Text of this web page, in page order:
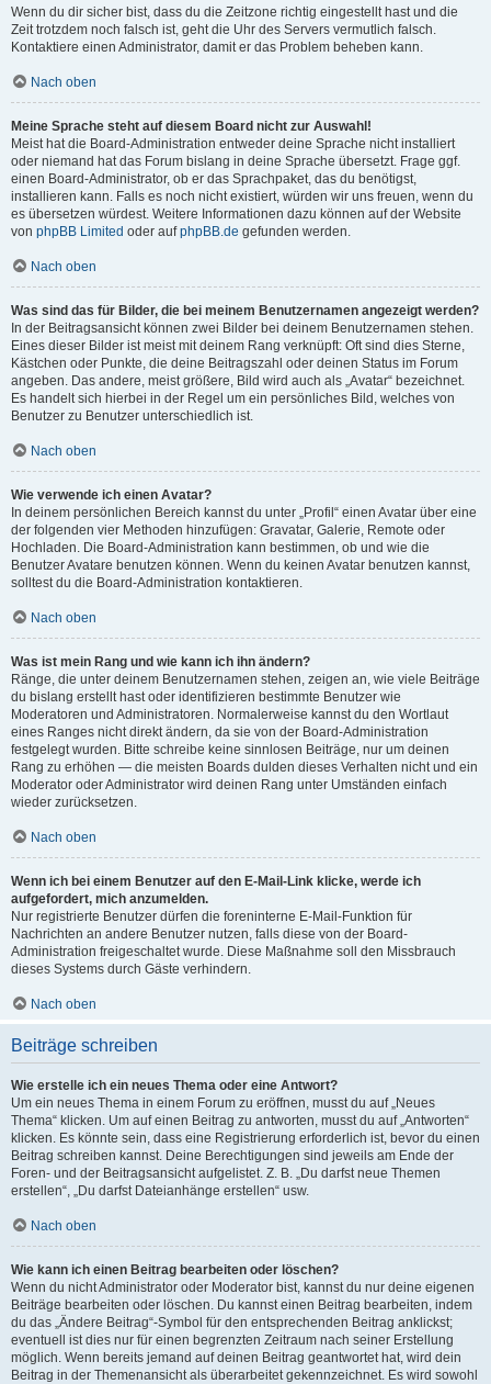
Wenn du dir sicher bist, dass du die Zeitzone richtig eingestellt hast und die
Zeit trotzdem noch falsch ist, geht die Uhr des Servers vermutlich falsch.
Kontaktiere einen Administrator, damit er das Problem beheben kann.
Nach oben
Meine Sprache steht auf diesem Board nicht zur Auswahl!
Meist hat die Board-Administration entweder deine Sprache nicht installiert
oder niemand hat das Forum bislang in deine Sprache übersetzt. Frage ggf.
einen Board-Administrator, ob er das Sprachpaket, das du benötigst,
installieren kann. Falls es noch nicht existiert, würden wir uns freuen, wenn du
es übersetzen würdest. Weitere Informationen dazu können auf der Website
von phpBB Limited oder aufphpBB.de gefunden werden.
Nach oben
Was sind das für Bilder, die bei meinem Benutzernamen angezeigt werden?
In der Beitragsansicht können zwei Bilder bei deinem Benutzernamen stehen.
Eines dieser Bilder ist meist mit deinem Rang verknüpft: Oft sind dies Sterne,
Kästchen oder Punkte, die deine Beitragszahl oder deinen Status im Forum
angeben. Das andere, meist größere, Bild wird auch als „Avatar“ bezeichnet.
Es handelt sich hierbei in der Regel um ein persönliches Bild, welches von
Benutzer zu Benutzer unterschiedlich ist.
Nach oben
Wie verwende ich einen Avatar?
In deinem persönlichen Bereich kannst du unter „Profil“ einen Avatar über eine
der folgenden vier Methoden hinzufügen: Gravatar, Galerie, Remote oder
Hochladen. Die Board-Administration kann bestimmen, ob und wie die
Benutzer Avatare benutzen können. Wenn du keinen Avatar benutzen kannst,
solltest du die Board-Administration kontaktieren.
Nach oben
Was ist mein Rang und wie kann ich ihn ändern?
Ränge, die unter deinem Benutzernamen stehen, zeigen an, wie viele Beiträge
du bislang erstellt hast oder identifizieren bestimmte Benutzer wie
Moderatoren und Administratoren. Normalerweise kannst du den Wortlaut
eines Ranges nicht direkt ändern, da sie von der Board-Administration
festgelegt wurden. Bitte schreibe keine sinnlosen Beiträge, nur um deinen
Rang zu erhöhen — die meisten Boards dulden dieses Verhalten nicht und ein
Moderator oder Administrator wird deinen Rang unter Umständen einfach
wieder zurücksetzen.
Nach oben
Wenn ich bei einem Benutzer auf den E-Mail-Link klicke, werde ich
aufgefordert, mich anzumelden.
Nur registrierte Benutzer dürfen die foreninterne E-Mail-Funktion für
Nachrichten an andere Benutzer nutzen, falls diese von der Board-
Administration freigeschaltet wurde. Diese Maßnahme soll den Missbrauch
dieses Systems durch Gäste verhindern.
Nach oben
Beiträge schreiben
Wie erstelle ich ein neues Thema oder eine Antwort?
Um ein neues Thema in einem Forum zu eröffnen, musst du auf „Neues
Thema“ klicken. Um auf einen Beitrag zu antworten, musst du auf „Antworten“
klicken. Es könnte sein, dass eine Registrierung erforderlich ist, bevor du einen
Beitrag schreiben kannst. Deine Berechtigungen sind jeweils am Ende der
Foren- und der Beitragsansicht aufgelistet. Z. B. „Du darfst neue Themen
erstellen“, „Du darfst Dateianhänge erstellen“ usw.
Nach oben
Wie kann ich einen Beitrag bearbeiten oder löschen?
Wenn du nicht Administrator oder Moderator bist, kannst du nur deine eigenen
Beiträge bearbeiten oder löschen. Du kannst einen Beitrag bearbeiten, indem
du das „Ändere Beitrag“-Symbol für den entsprechenden Beitrag anklickst;
eventuell ist dies nur für einen begrenzten Zeitraum nach seiner Erstellung
möglich. Wenn bereits jemand auf deinen Beitrag geantwortet hat, wird dein
Beitrag in der Themenansicht als überarbeitet gekennzeichnet. Es wird sowohl